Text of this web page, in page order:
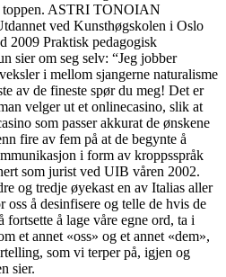
toppen. ASTRI TONOIAN
ved Kunsthøgskolen i Oslo
2009 Praktisk pedagogisk
sier om seg selv: “Jeg jobber
i mellom sjangerne naturalisme
av de fineste spør du meg! Det er
velger ut et onlinecasino, slik at
som passer akkurat de ønskene
fire av fem på at de begynte å
i form av kroppsspråk
som jurist ved UIB våren 2002.
og tredje øyekast en av Italias aller
oss å desinfisere og telle de hvis de
fortsette å lage våre egne ord, ta i
et annet «oss» og et annet «dem»,
som vi terper på, igjen og
sier.